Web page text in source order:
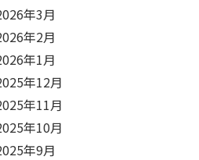
年3月
年2月
年1月
年12月
年11月
年10月
年9月